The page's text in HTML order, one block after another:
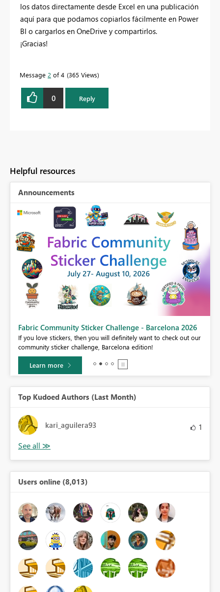
los datos directamente desde Excel en una publicación
aquí para que podamos copiarlos fácilmente en Power
BI o cargarlos en OneDrive y compartirlos.
¡Gracias!
Message 2 of 4 365 Views
0 Reply
Helpful resources
Announcements
Fabric Community Sticker Challenge - Barcelona 2026
If you love stickers, then you will definitely want to check out our
community sticker challenge, Barcelona edition!
Learn more
Top Kudoed Authors (Last Month)
kari_aguilera93 1
Users online (8,013)